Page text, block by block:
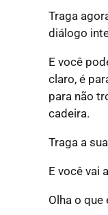
Traga
diálogo
E você
claro, é
para não
cadeira.
Traga a
E você vai
Olha o que